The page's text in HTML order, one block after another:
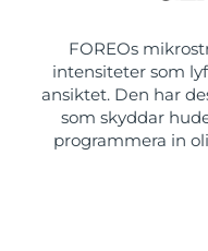
FOREOs
intensiteter som
ansiktet. Den har
som skyddar
programmera in